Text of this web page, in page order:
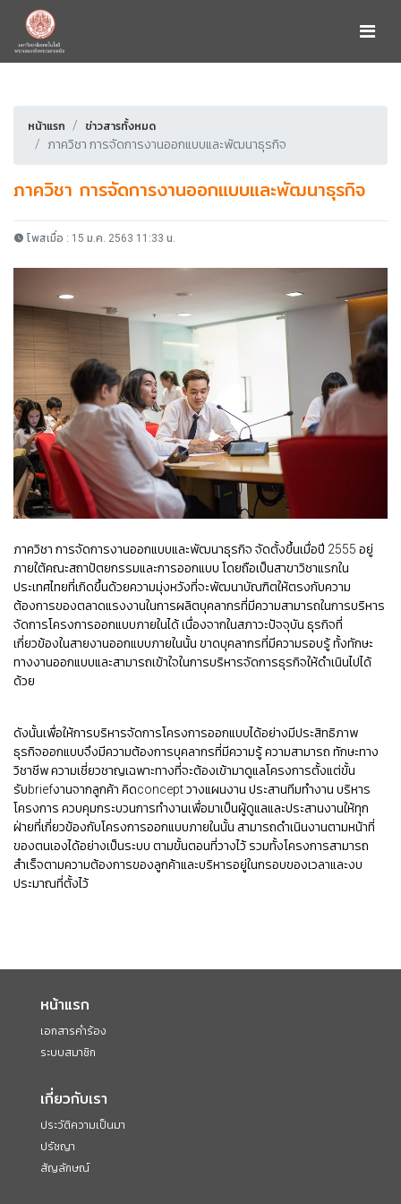
หน้าแรก ข่าวสารทั้งหมด
ภาควิชา การจัดการงานออกแบบและพัฒนาธุรกิจ
ภาควิชา การจัดการงานออกแบบและพัฒนาธุรกิจ
โพสเมื่อ : 15 ม.ค. 2563 11:33 น.
ภาควิชา การจัดการงานออกแบบและพัฒนาธุรกิจ จัดตั้งขึ้นเมื่อปี 2555 อยู่
ภายใต้คณะสถาปัตยกรรมและการออกแบบ โดยถือเป็นสาขาวิชาแรกใน
ประเทศไทยที่เกิดขึ้นด้วยความมุ่งหวังที่จะพัฒนาบัณฑิตให้ตรงกับความ
ต้องการของตลาดแรงงานในการผลิตบุคลากรที่มีความสามารถในการบริหาร
จัดการโครงการออกแบบภายในได้เนื่องจากในสภาวะปัจจุบัน ธุรกิจที่
เกี่ยวข้องในสายงานออกแบบภายในนั้น ขาดบุคลากรที่มีความรอบรู้ทั้งทักษะ
ทางงานออกแบบและสามารถเข้าใจในการบริหารจัดการธุรกิจให้ดำเนินไปได้
ด้วย
ดังนั้นเพื่อให้การบริหารจัดการโครงการออกแบบได้อย่างมีประสิทธิภาพ
ธุรกิจออกแบบจึงมีความต้องการบุคลากรที่มีความรู้ความสามารถ ทักษะทาง
วิชาชีพความเชี่ยวชาญเฉพาะทางที่จะต้องเข้ามาดูแลโครงการตั้งแต่ขั้น
รับbriefงานจากลูกค้า คิดconceptวางแผนงาน ประสานทีมทำงาน บริหาร
โครงการ ควบคุมกระบวนการทำงานเพื่อมาเป็นผู้ดูแลและประสานงานให้ทุก
ฝ่ายที่เกี่ยวข้องกับโครงการออกแบบภายในนั้น สามารถดำเนินงานตามหน้าที่
ของตนเองได้อย่างเป็นระบบ ตามขั้นตอนที่วางไว้ รวมทั้งโครงการสามารถ
สำเร็จตามความต้องการของลูกค้าและบริหารอยู่ในกรอบของเวลาและงบ
ประมาณที่ตั้งไว้
หน้าแรก
เอกสารคำร้อง
ระบบสมาชิก
เกี่ยวกับเรา
ประวัติความเป็นมา
ปรัชญา
สัญลักษณ์